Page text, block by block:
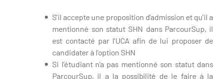
S’il accepte une proposition d’admission et qu’il a
mentionné son statut SHN dans ParcourSup, il
est contacté par l’UCA afin de lui proposer de
candidater à l’option SHN
Si l’étudiant n’a pas mentionné son statut dans
ParcourSup, il a la possibilité de le faire à la